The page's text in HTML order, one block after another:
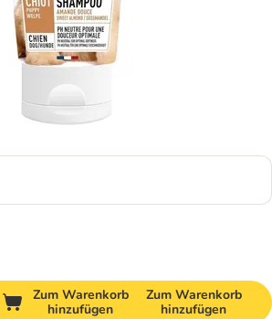
Zum Warenkorb
hinzufügen
Zum Warenkorb
hinzufügen